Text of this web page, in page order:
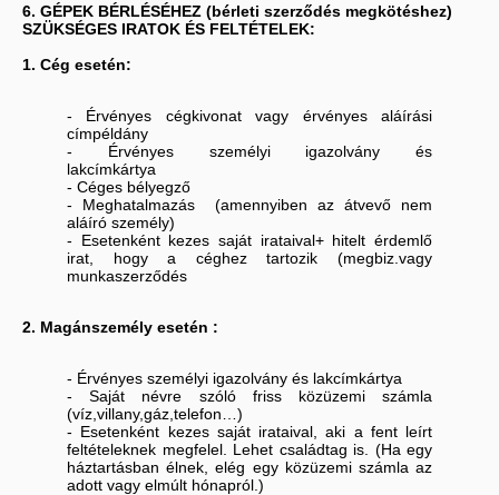
6. GÉPEK BÉRLÉSÉHEZ (bérleti szerződés megkötéshez)
SZÜKSÉGES IRATOK ÉS FELTÉTELEK:
1. Cég esetén:
- Érvényes cégkivonat vagy érvényes aláírási
címpéldány
- Érvényes személyi igazolvány és
lakcímkártya
- Céges bélyegző
- Meghatalmazás (amennyiben az átvevő nem
aláíró személy)
- Esetenként kezes saját irataival+ hitelt érdemlő
irat, hogy a céghez tartozik (megbiz.vagy
munkaszerződés
2. Magánszemély esetén :
- Érvényes személyi igazolvány és lakcímkártya
- Saját névre szóló friss közüzemi számla
(víz,villany,gáz,telefon…)
- Esetenként kezes saját irataival, aki a fent leírt
feltételeknek megfelel. Lehet családtag is. (Ha egy
háztartásban élnek, elég egy közüzemi számla az
adott vagy elmúlt hónapról.)